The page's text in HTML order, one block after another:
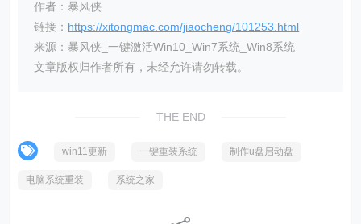
THE END
win11更新 一键重装系统 制作u盘启动盘